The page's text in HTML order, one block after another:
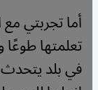
أما تجربتي مع
تعلمتها
في بلد يتحدث